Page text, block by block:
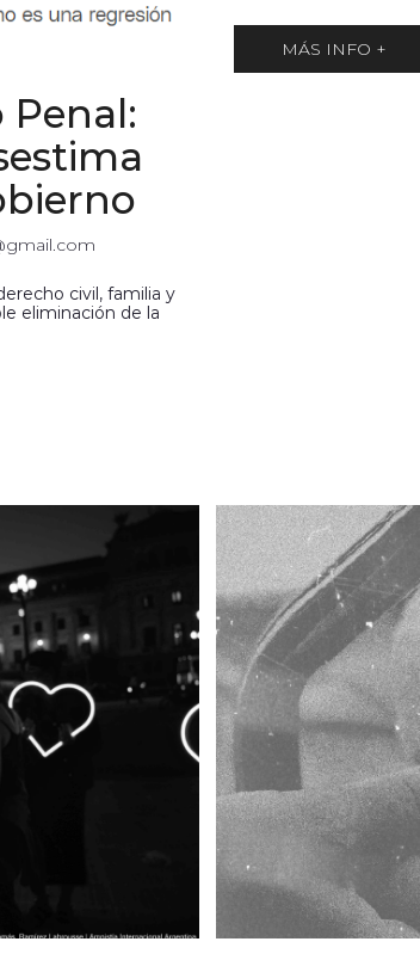
Penal:
civil, familia y
eliminación de la
MÁS INFO +